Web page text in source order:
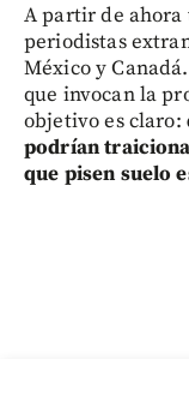
A partir de ahora
periodistas
México y
que invocan la
objetivo es claro:
podrían
que pisen suelo